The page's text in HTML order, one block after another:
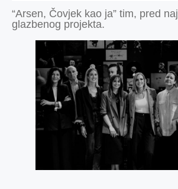
“Arsen, Čovjek kao ja” tim, pred
glazbenog projekta.